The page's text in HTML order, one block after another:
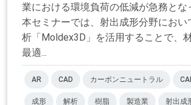
業における環境負荷の低減が急務とな
本セミナーでは、射出成形分野におい
析「Moldex3D」を活用することで、
最適...
AR CAD カーボンニュートラル
成形 解析 樹脂 製造業 射出成